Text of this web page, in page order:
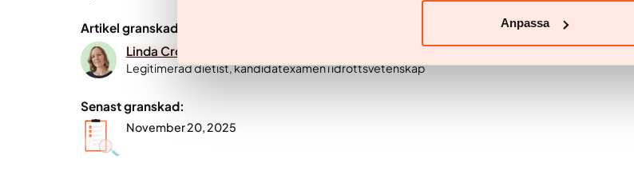
Anpassa
Artikel granskad av:
Linda Cronberg
Legitimerad dietist, kandidatexamen i idrottsvetenskap
Senast granskad:
November 20, 2025